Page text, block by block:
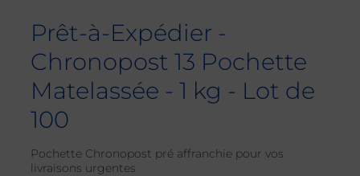
Prêt-à-Expédier -
Chronopost 13 Pochette
Matelassée - 1 kg - Lot de
100
Pochette Chronopost pré affranchie pour vos
livraisons urgentes